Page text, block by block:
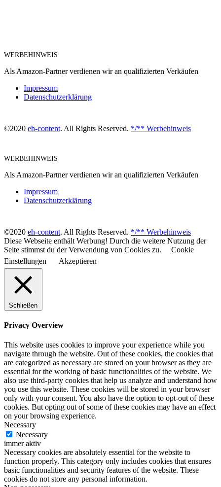
WERBEHINWEIS
Als Amazon-Partner verdienen wir an qualifizierten Verkäufen
Impressum
Datenschutzerklärung
©2020 eh-content. All Rights Reserved. */** Werbehinweis
WERBEHINWEIS
Als Amazon-Partner verdienen wir an qualifizierten Verkäufen
Impressum
Datenschutzerklärung
©2020 eh-content. All Rights Reserved. */** Werbehinweis
Diese Webseite enthält Werbung! Durch die weitere Nutzung der
Seite stimmst du der Verwendung von Cookies zu.
Cookie
Einstellungen
Akzeptieren
Schließen
Privacy Overview
This website uses cookies to improve your experience while you
navigate through the website. Out of these cookies, the cookies that
are categorized as necessary are stored on your browser as they are
essential for the working of basic functionalities of the website. We
also use third-party cookies that help us analyze and understand how
you use this website. These cookies will be stored in your browser
only with your consent. You also have the option to opt-out of these
cookies. But opting out of some of these cookies may have an effect
on your browsing experience.
Necessary
Necessary
immer aktiv
Necessary cookies are absolutely essential for the website to
function properly. This category only includes cookies that ensures
basic functionalities and security features of the website. These
cookies do not store any personal information.